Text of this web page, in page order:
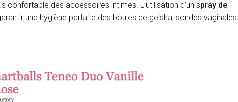
des accessoires intimes. L’utilisation d’un spray de
une hygiène parfaite des boules de geisha, sondes vaginales